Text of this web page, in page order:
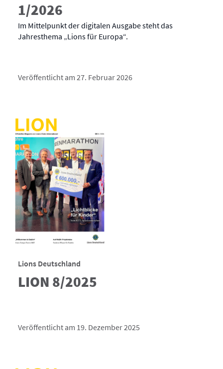
1/2026
Im Mittelpunkt der digitalen Ausgabe steht das
Jahresthema „Lions für Europa“.
Veröffentlicht am 27. Februar 2026
Lions Deutschland
LION 8/2025
Veröffentlicht am 19. Dezember 2025